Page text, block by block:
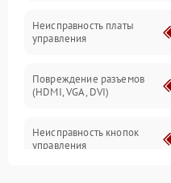
Неисправность платы
управления
Повреждение разъемов
(HDMI, VGA, DVI)
Неисправность кнопок
управления